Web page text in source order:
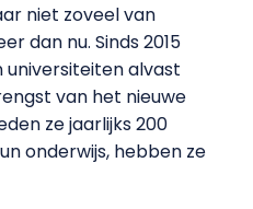
niet zoveel van
dan nu. Sinds 2015
alvast
van het nieuwe
ze jaarlijks 200
onderwijs, hebben ze